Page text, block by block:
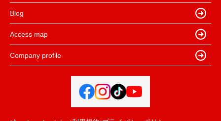
Blog
Access map
Company profile